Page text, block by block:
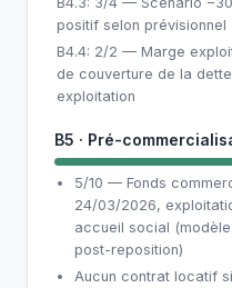
positif selon prévisionnel
B4.4: 2/2 — Marge
de couverture de la
exploitation
B5 · Pré-
5/10 — Fonds
24/03/2026,
accueil social (modèle
post-reposition)
Aucun contrat locatif